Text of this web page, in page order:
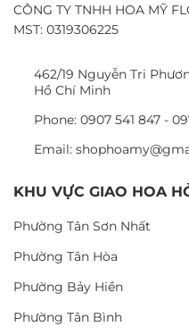
CÔNG TY TNHH HOA MỸ
MST: 0319306225
462/19 Nguyễn Tri
Hồ Chí Minh
Phone: 0907 541 847 -
Email:
KHU VỰC GIAO HOA
Phường Tân Sơn Nhất
Phường Tân Hòa
Phường Bảy Hiền
Phường Tân Bình